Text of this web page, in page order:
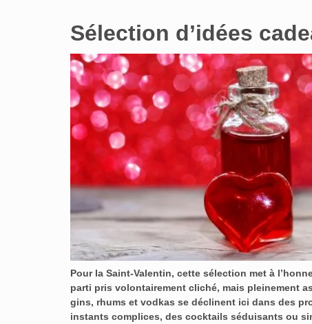
Sélection d’idées
Pour la Saint-Valentin, cette sélection met à
parti pris volontairement cliché, mais pleinement
gins, rhums et vodkas se déclinent ici dans des
instants complices, des cocktails séduisants ou